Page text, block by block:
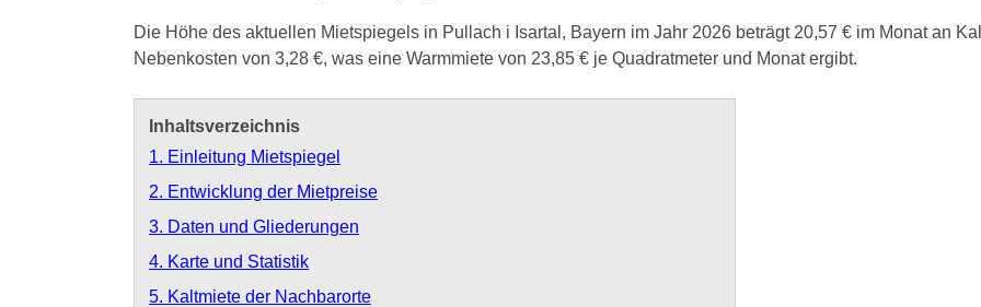
Die Höhe des aktuellen Mietspiegels in Pullach i Isartal, Bayern im Jahr 2026 beträgt 20,57 € im Monat an
Nebenkosten von 3,28 €, was eine Warmmiete von 23,85 € je Quadratmeter und Monat ergibt.
Inhaltsverzeichnis
1. Einleitung Mietspiegel
2. Entwicklung der Mietpreise
3. Daten und Gliederungen
4. Karte und Statistik
5. Kaltmiete der Nachbarorte